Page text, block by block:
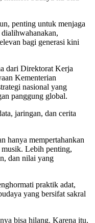
penting untuk menjaga
bagi generasi kini
dari Direktorat Kerja
Kementerian
nasional yang
panggung global.
jaringan, dan cerita
hanya mempertahankan
Lebih penting,
dan nilai yang
praktik adat,
yang bersifat sakral
bisa hilang. Karena itu,